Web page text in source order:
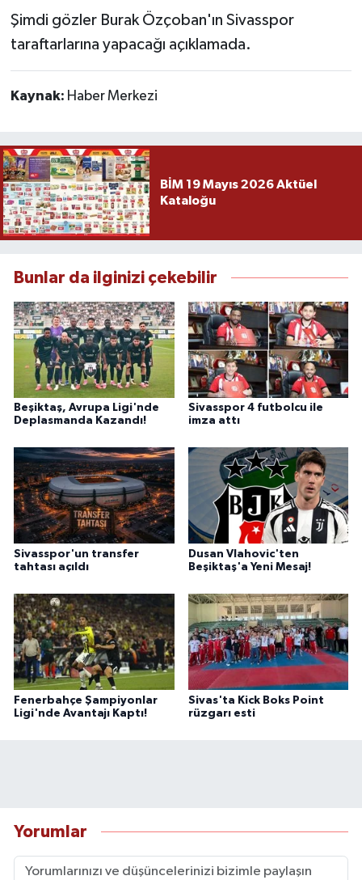
Şimdi gözler Burak Özçoban'ın Sivasspor
taraftarlarına yapacağı açıklamada.
Kaynak: Haber Merkezi
BİM 19 Mayıs 2026 Aktüel
Kataloğu
Bunlar da ilginizi çekebilir
Beşiktaş, Avrupa Ligi'nde
Deplasmanda Kazandı!
Sivasspor 4 futbolcu ile
imza attı
Sivasspor'un transfer
tahtası açıldı
Dusan Vlahovic'ten
Beşiktaş'a Yeni Mesaj!
Fenerbahçe Şampiyonlar
Ligi'nde Avantajı Kaptı!
Sivas'ta Kick Boks Point
rüzgarı esti
Yorumlar